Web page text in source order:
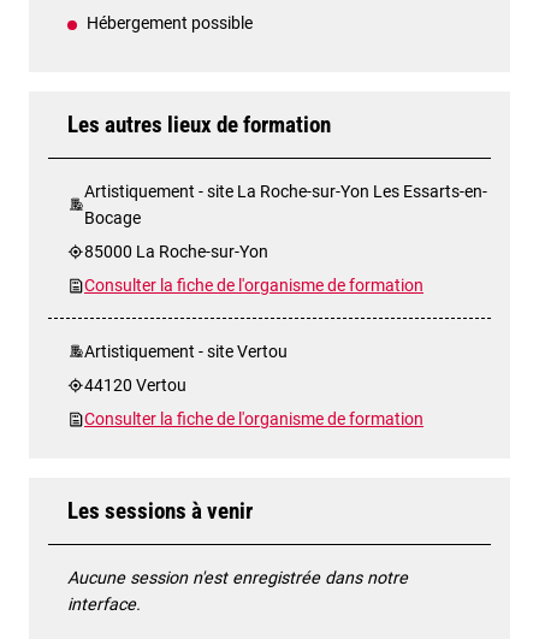
Hébergement possible
Les autres lieux de formation
Artistiquement - site La Roche-sur-Yon Les Essarts-en-
Bocage
85000 La Roche-sur-Yon
Consulter la fiche de l'organisme de formation
Artistiquement - site Vertou
44120 Vertou
Consulter la fiche de l'organisme de formation
Les sessions à venir
Aucune session n'est enregistrée dans notre
interface.